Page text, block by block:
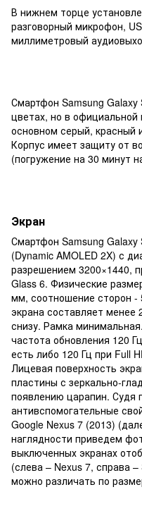
В нижнем торце
разговорный микрофон,
миллиметровый
Смартфон Samsung Galaxy
цветах, но в
основном серый, красный
Корпус имеет защиту от
(погружение на 30 минут
Экран
Смартфон Samsung
(Dynamic AMOLED 2X) с
разрешением 3200×1440,
Glass 6. Физические
мм, соотношение сторон -
экрана составляет
снизу. Рамка
частота обновления 120
есть либо 120 Гц при Full
Лицевая поверхность
пластины с зеркально-
появлению царапин. Судя
антивспомогательные
Google Nexus 7 (2013)
наглядности приведем
выключенных экранах
(слева – Nexus 7, справа
можно различать по